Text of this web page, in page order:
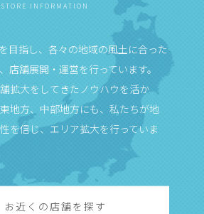
STORE INFORMATION
目指し、各々の地域の風土に合った
店舗展開・運営を行っています。
拡大をしてきたノウハウを活か
地方、中部地方にも、私たちが地
を信じ、エリア拡大を行っていま
お近くの店舗を探す